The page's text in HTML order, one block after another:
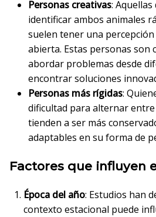
Personas creativas:
identificar ambos animales
suelen tener una
abierta. Estas personas son
abordar problemas desde
encontrar soluciones
Personas más rígidas:
dificultad para alternar
tienden a ser más
adaptables en su forma de
Factores que influyen
Época del año: Estudios han
contexto estacional puede